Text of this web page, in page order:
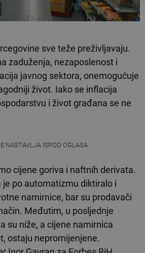
sve teže preživljavaju.
zaduženja, nezaposlenost i
javnog sektora, onemogućuje
život. Iako se inflacija
i život građana se ne
NASTAVLJA ISPOD OGLASA
cijene goriva i naftnih derivata.
je po automatizmu diktiralo i
namirnice, bar su prodavači
Međutim, u posljednje
su niže, a cijene namirnica
ostaju nepromijenjene.